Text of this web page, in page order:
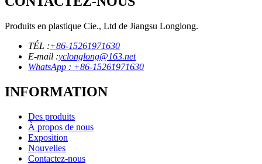
Produits en plastique Cie., Ltd de Jiangsu Longlong.
TÉL :+86-15261971630
E-mail :yclonglong@163.net
WhatsApp : +86-15261971630
INFORMATION
Des produits
À propos de nous
Exposition
Nouvelles
Contactez-nous